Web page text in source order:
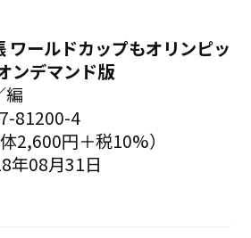
ワールドカップもオリンピッ
ンデマンド版
編
81200-4
2,600円＋税10%）
年08月31日